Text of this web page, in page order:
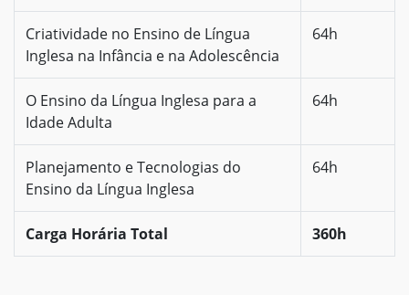
Criatividade no Ensino de Língua
Inglesa na Infância e na Adolescência
64h
O Ensino da Língua Inglesa para a
Idade Adulta
64h
Planejamento e Tecnologias do
Ensino da Língua Inglesa
64h
Carga Horária Total 360h